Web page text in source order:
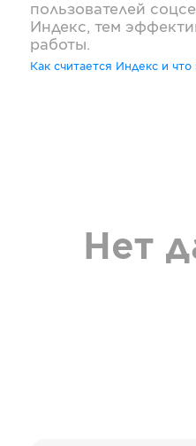
пользователей
Индекс, тем
работы.
Как считается Индекс и что
Нет